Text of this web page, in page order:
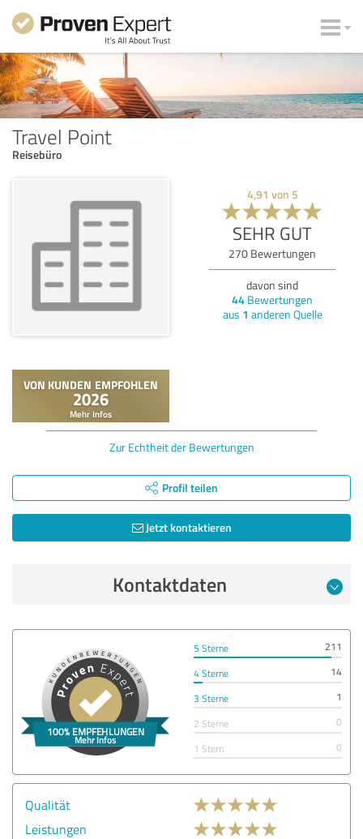
Travel Point
Reisebüro
4,91 von 5
SEHR GUT
270 Bewertungen
davon sind
44 Bewertungen
aus 1 anderen Quelle
Zur Echtheit der Bewertungen
Profil teilen
Jetzt kontaktieren
Kontaktdaten
5 Sterne
211
4 Sterne
14
3 Sterne
1
2 Sterne
0
1 Stern
0
Qualität
Leistungen